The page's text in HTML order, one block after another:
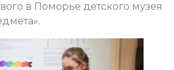
в Поморье детского музея